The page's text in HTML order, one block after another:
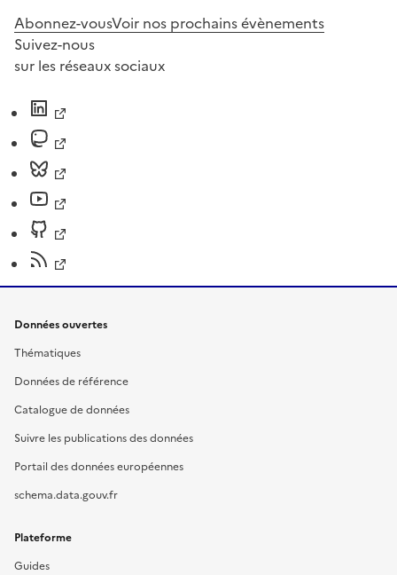
Abonnez-vousVoir nos prochains évènements
Suivez-nous
sur les réseaux sociaux
Données ouvertes
Thématiques
Données de référence
Catalogue de données
Suivre les publications des données
Portail des données européennes
schema.data.gouv.fr
Plateforme
Guides